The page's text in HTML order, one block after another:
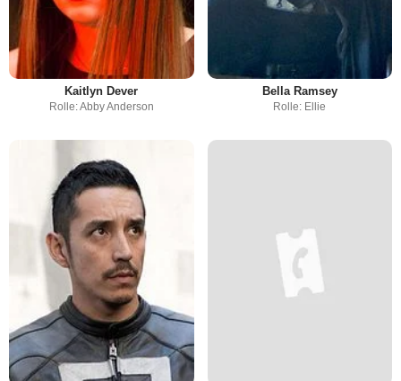
Kaitlyn Dever
Rolle: Abby Anderson
Bella Ramsey
Rolle: Ellie